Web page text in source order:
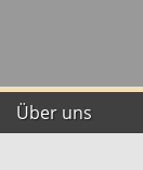
Über uns